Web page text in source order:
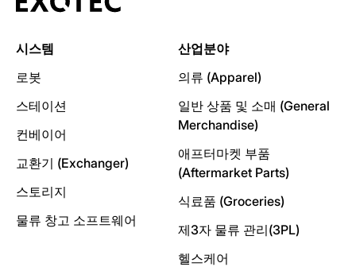
시스템
로봇
스테이션
컨베이어
교환기 (Exchanger)
스토리지
물류 창고 소프트웨어
산업분야
의류 (Apparel)
일반 상품 및 소매 (General
Merchandise)
애프터마켓 부품
(Aftermarket Parts)
식료품 (Groceries)
제3자 물류 관리(3PL)
헬스케어